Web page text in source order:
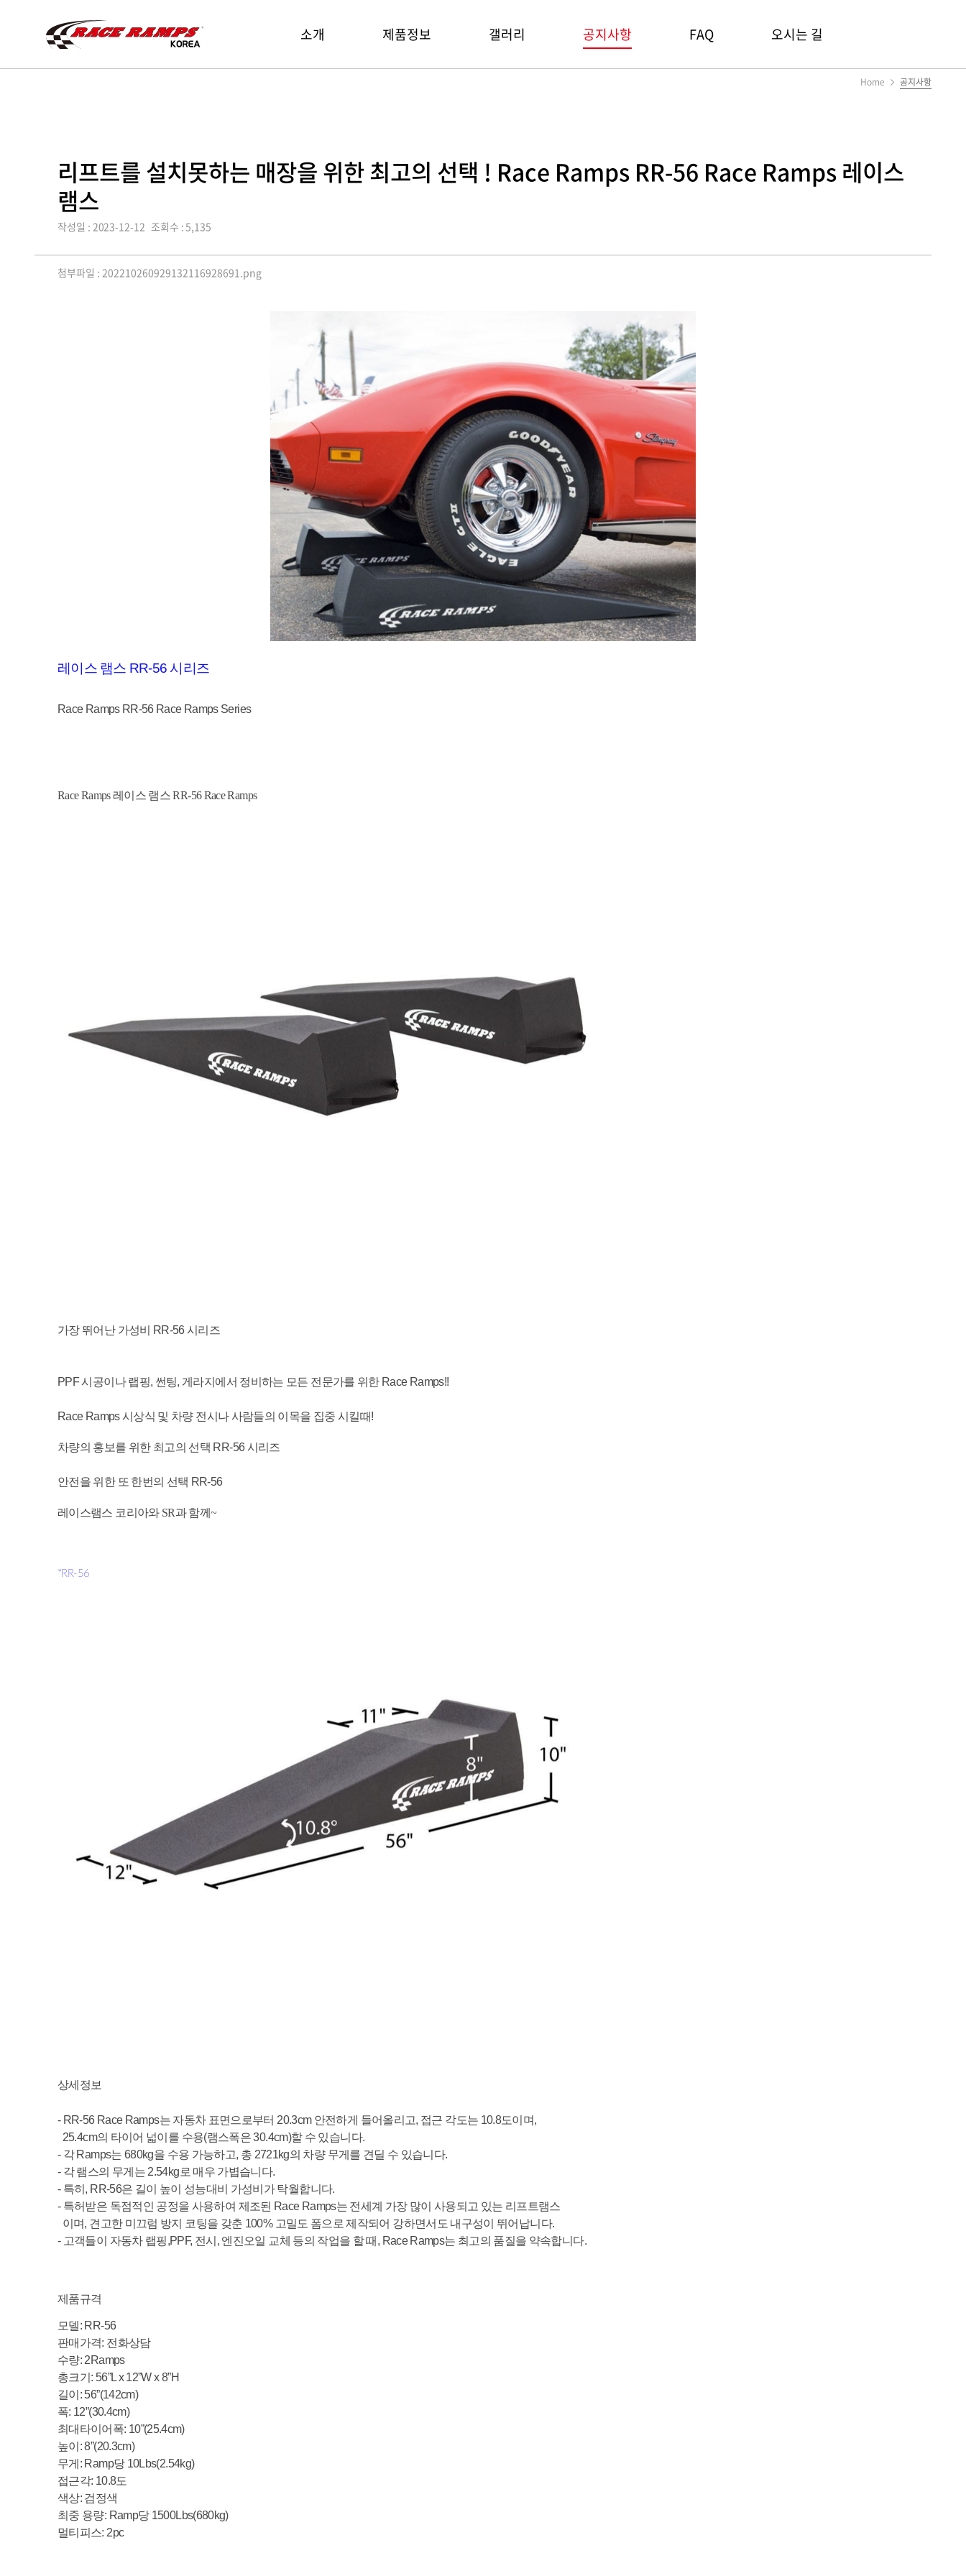
레
이
Race
Ramps
Korea
메
Ramps
소개 제품정보 갤러리 공지사항 FAQ 오시는 길
Home 공지사항
리프트를 설치못하는 매장을 위한 최고의 선택 ! Race Ramps RR-56 Race Ramps 레이스
램스
작성일 : 2023-12-12 조회수 : 5,135
첨부파일 : 202210260929132116928691.png
레이스 램스 RR-56 시리즈
Race Ramps RR-56 Race Ramps Series
Race Ramps 레이스 램스 RR-56 Race Ramps
가장 뛰어난 가성비 RR-56 시리즈
PPF 시공이나 랩핑, 썬팅, 게라지에서 정비하는 모든 전문가를 위한 Race Ramps!!
Race Ramps 시상식 및 차량 전시나 사람들의 이목을 집중 시킬때!
차량의 홍보를 위한 최고의 선택 RR-56 시리즈
안전을 위한 또 한번의 선택 RR-56
레이스램스 코리아와 SR과 함께~
*RR-56
상세정보
- RR-56 Race Ramps는 자동차 표면으로부터 20.3cm 안전하게 들어올리고, 접근 각도는 10.8도이며,
25.4cm의 타이어 넓이를 수용(램스폭은 30.4cm)할 수 있습니다.
- 각 Ramps는 680kg을 수용 가능하고, 총 2721kg의 차량 무게를 견딜 수 있습니다.
- 각램스의 무게는 2.54kg 로 매우 가볍습니다.
- 특히 , RR-56은 길이 높이 성능대비 가성비가 탁월합니다.
- 특허받은 독점적인 공정을 사용하여 제조된 Race Ramps는 전세계 가장 많이 사용되고 있는 리프트램스
이며, 견고한 미끄럼 방지 코팅을 갖춘 100% 고밀도 폼으로 제작되어 강하면서도 내구성이 뛰어납니다.
- 고객들이 자동차 랩핑,PPF, 전시 , 엔진오일 교체 등의 작업을 할 때 , Race Ramps는 최고의 품질을 약속합니다.
제품규격
모델: RR-56
판매가격: 전화상담
수량: 2Ramps
총크기 : 56”L x 12”W x 8”H
길이 : 56”(142cm)
폭: 12”(30.4cm)
최대타이어폭: 10”(25.4cm)
높이 : 8”(20.3cm)
무게 : Ramp당 10Lbs(2.54kg)
접근각: 10.8도
색상: 검정색
최중 용량: Ramp당 1500Lbs(680kg)
멀티피스: 2pc